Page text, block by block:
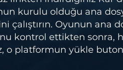
kurulu olduğu ana
çalıştırın. Oyunun ana
kontrol ettikten sonra,
o platformun yükle